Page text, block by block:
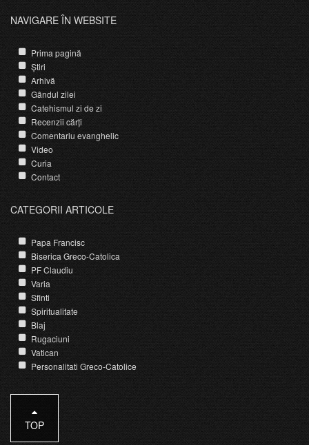
NAVIGARE ÎN WEBSITE
Prima pagină
Știri
Arhivă
Gândul zilei
Catehismul zi de zi
Recenzii cărți
Comentariu evanghelic
Video
Curia
Contact
CATEGORII ARTICOLE
Papa Francisc
Biserica Greco-Catolica
PF Claudiu
Varia
Sfinti
Spiritualitate
Blaj
Rugaciuni
Vatican
Personalitati Greco-Catolice
TOP